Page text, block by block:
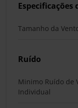
Especificações
Tamanho da
Ruído
Minimo Ruído de
Individual